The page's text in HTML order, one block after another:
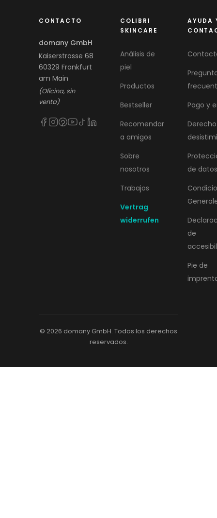
CONTACTO
domany GmbH
Kaiserstrasse 68
60329 Frankfurt
am Main
(Oficina, sin
venta)
COLIBRI
SKINCARE
Análisis de
piel
Productos
Bestseller
Recomendar
a amigos
Sobre
nosotros
Trabajos
Vertrag
widerrufen
AYUDA
Pago y
de datos
de
Pie de
© 2026 domany GmbH. Todos los derechos
reservados.